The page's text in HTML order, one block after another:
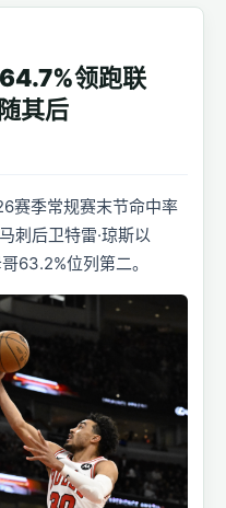
领跑联
其后
赛季常规赛末节命中率
刺后卫特雷·琼斯以
63.2%位列第二。